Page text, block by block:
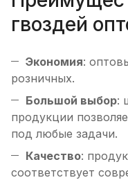
гвоздей
Экономия:
розничных.
Большой выбор:
продукции
под любые задачи.
Качество:
соответствует